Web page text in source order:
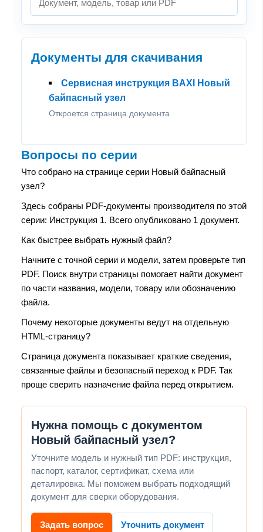
Документы для скачивания
Сервисная инструкция BAXI Новый
байпасный узел
Откроется страница документа
Вопросы по серии
Что собрано на странице серии Новый байпасный
узел?
Здесь собраны PDF-документы производителя по этой
серии: Инструкция 1. Всего опубликовано 1 документ.
Как быстрее выбрать нужный файл?
Начните с точной серии и модели, затем проверьте тип
PDF. Поиск внутри страницы помогает найти документ
по части названия, модели, товару или обозначению
файла.
Почему некоторые документы ведут на отдельную
HTML-страницу?
Страница документа показывает краткие сведения,
связанные файлы и безопасный переход к PDF. Так
проще сверить назначение файла перед открытием.
Нужна помощь с документом
Новый байпасный узел?
Уточните модель и нужный тип PDF: инструкция,
паспорт, каталог, сертификат, схема или
деталировка. Мы поможем выбрать подходящий
документ для сверки оборудования.
Задать вопрос Уточнить документ